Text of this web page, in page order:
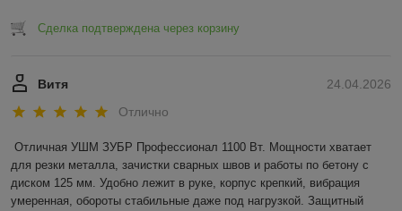
Сделка подтверждена через корзину
24.04.2026
Витя
Отлично
Отличная УШМ ЗУБР Профессионал 1100 Вт. Мощности хватает
для резки металла, зачистки сварных швов и работы по бетону с
диском 125 мм. Удобно лежит в руке, корпус крепкий, вибрация
умеренная, обороты стабильные даже под нагрузкой. Защитный